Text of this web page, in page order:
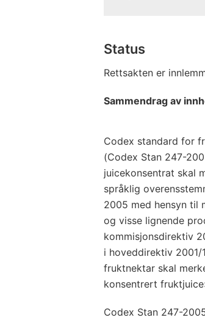
Status
Rettsakten er
Sammendrag av
Codex standard for
(Codex Stan 247-
juicekonsentrat skal
språklig
2005 med hensyn til
og visse lignende
kommisjonsdirektiv
i hoveddirektiv
fruktnektar skal
konsentrert
Codex Stan 247-